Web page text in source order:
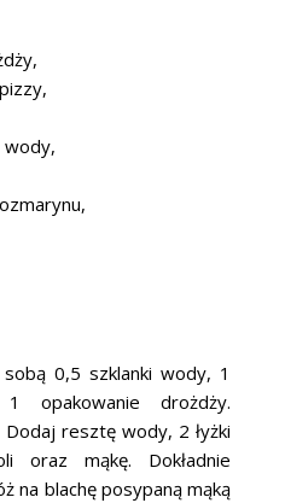
wody,
0,5 szklanki wody, 1
opakowanie drożdży.
resztę wody, 2 łyżki
oraz mąkę. Dokładnie
na blachę posypaną mąką